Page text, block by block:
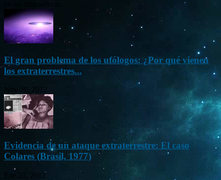
El gran problema de los ufólogos: ¿Por qué vienen
los extraterrestres...
Nov 26, 2012
Evidencia de un ataque extraterrestre: El caso
Colares (Brasil, 1977)
Ene 21, 2012